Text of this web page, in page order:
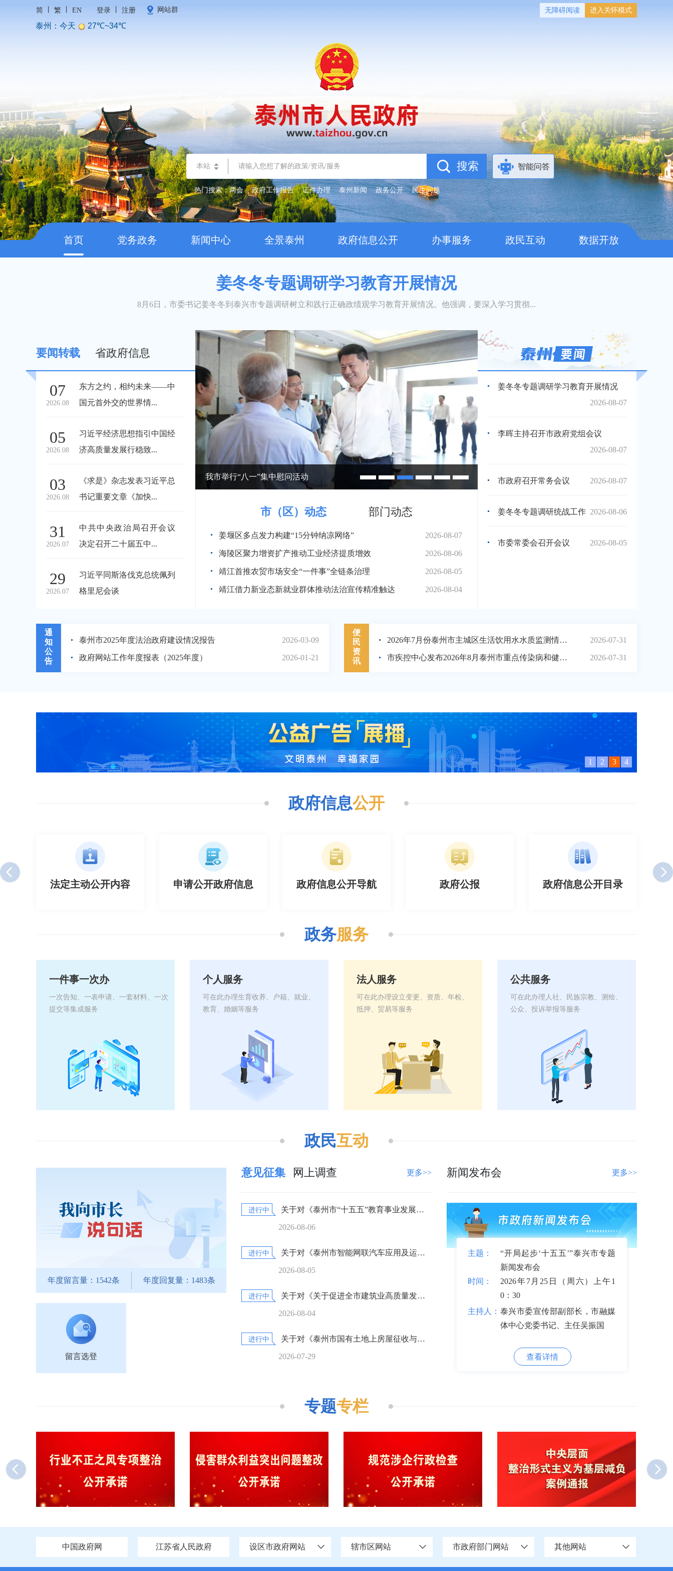
简 繁 EN 登录 注册 网站群 无障碍阅读 进入关怀模式
本站 智能问答
热门搜索：两会 政府工作报告 证件办理 泰州新闻 政务公开 民生问题
首页 党务政务 新闻中心 全景泰州 政府信息公开 办事服务 政民互动 数据开放
姜冬冬专题调研学习教育开展情况
8月6日，市委书记姜冬冬到泰兴市专题调研树立和践行正确政绩观学习教育开展情况。他强调，要深入学习贯彻...
李晖带队开展夏季安康“三送”活动
要闻转载 省政府信息
07
2026.08
东方之约，相约未来——中
国元首外交的世界情...
05
2026.08
习近平经济思想指引中国经
济高质量发展行稳致...
03
2026.08
《求是》杂志发表习近平总
书记重要文章《加快...
31
2026.07
中共中央政治局召开会议
决定召开二十届五中...
29
2026.07
习近平同斯洛伐克总统佩列
格里尼会谈
姜冬冬专题调研学习教育开展情况
2026-08-07
李晖主持召开市政府党组会议
2026-08-07
市政府召开常务会议 2026-08-07
姜冬冬专题调研统战工作 2026-08-06
市委常委会召开会议 2026-08-05
市（区）动态 部门动态
姜堰区多点发力构建“15分钟纳凉网络” 2026-08-07
海陵区聚力增资扩产推动工业经济提质增效 2026-08-06
靖江首推农贸市场安全“一件事”全链条治理 2026-08-05
靖江借力新业态新就业群体推动法治宣传精准触达 2026-08-04
通
知
公
告
泰州市2025年度法治政府建设情况报告 2026-03-09
政府网站工作年度报表（2025年度） 2026-01-21
便
民
资
讯
2026年7月份泰州市主城区生活饮用水水质监测情况通告 2026-07-31
市疾控中心发布2026年8月泰州市重点传染病和健康风险提示 2026-07-31
1 2 3 4
政府信息公开
申请公开政府信息 政府信息公开导航 政府公报 政府信息公开目录 政府信息公开年报
政务服务
一件事一次办
一次告知、一表申请、一套材料、一次
提交等集成服务
个人服务
可在此办理生育收养、户籍、就业、
教育、婚姻等服务
法人服务
可在此办理设立变更、资质、年检、
抵押、贸易等服务
公共服务
可在此办理人社、民族宗教、测绘、
公众、投诉举报等服务
政民互动
年度留言量：1542条 年度回复量：1483条
留言选登
意见征集 网上调查 更多>>
进行中 关于对《泰州市“十五五”教育事业发展规划（征求意见稿）》公开征求意见的公告
2026-08-06
进行中 关于对《泰州市智能网联汽车应用及运营实施细则》公开征求意见的公告
2026-08-05
进行中 关于对《关于促进全市建筑业高质量发展的若干措施（修订草案）》公开征求意见的公告
2026-08-04
进行中 关于对《泰州市国有土地上房屋征收与补偿办法（修订草案）》公开征求意见的公告
2026-07-29
新闻发布会 更多>>
主题：
“开局起步‘十五五’”泰兴市专题
新闻发布会
时间：
2026年7月25日（周六）上午1
0：30
主持人： 泰兴市委宣传部副部长，市融媒
体中心党委书记、主任吴振国
查看详情
专题专栏
中国政府网 江苏省人民政府 设区市政府网站 辖市区网站 市政府部门网站 其他网站